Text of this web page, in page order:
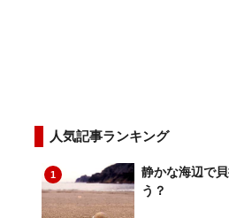
人気記事ランキング
1
静かな海辺で
う？